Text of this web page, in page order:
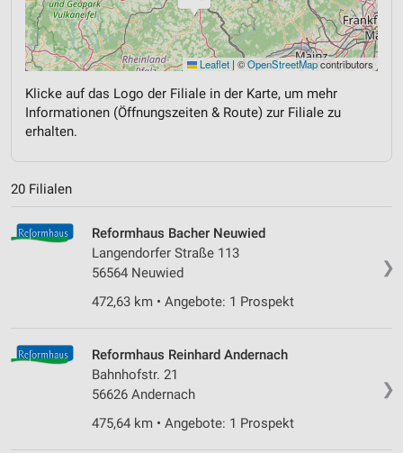
Leaflet | ©OpenStreetMapcontributors
Klicke auf das Logo der Filiale in der Karte, um mehr
Informationen (Öffnungszeiten & Route) zur Filiale zu
erhalten.
20 Filialen
❯
Reformhaus Bacher Neuwied
Langendorfer Straße 113
56564 Neuwied
472,63 km • Angebote: 1 Prospekt
❯
Reformhaus Reinhard Andernach
Bahnhofstr. 21
56626 Andernach
475,64 km • Angebote: 1 Prospekt